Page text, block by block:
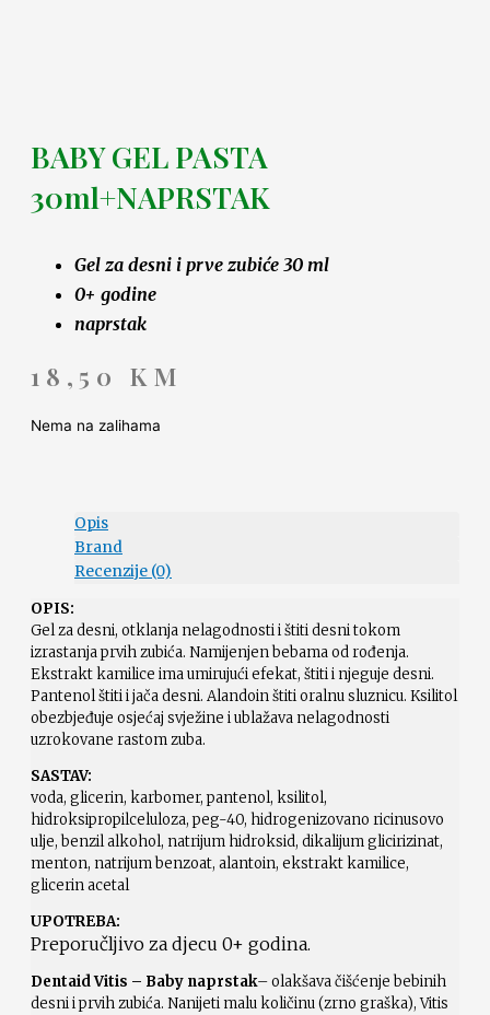
BABY GEL PASTA
30ml+NAPRSTAK
Gel za desni i prve zubiće 30 ml
0+ godine
naprstak
18,50 KM
Nema na zalihama
Opis
Brand
Recenzije (0)
OPIS:
Gel za desni, otklanja nelagodnosti i štiti desni tokom
izrastanja prvih zubića. Namijenjen bebama od rođenja.
Ekstrakt kamilice ima umirujući efekat, štiti i njeguje desni.
Pantenol štiti i jača desni. Alandoin štiti oralnu sluznicu. Ksilitol
obezbjeđuje osjećaj svježine i ublažava nelagodnosti
uzrokovane rastom zuba.
SASTAV:
voda, glicerin, karbomer, pantenol, ksilitol,
hidroksipropilceluloza, peg-40, hidrogenizovano ricinusovo
ulje, benzil alkohol, natrijum hidroksid, dikalijum glicirizinat,
menton, natrijum benzoat, alantoin, ekstrakt kamilice,
glicerin acetal
UPOTREBA:
Preporučljivo za djecu 0+ godina.
Dentaid Vitis – Baby naprstak– olakšava čišćenje bebinih
desni i prvih zubića. Nanijeti malu količinu (zrno graška), Vitis